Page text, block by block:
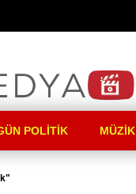
POLITIK MÜZIK